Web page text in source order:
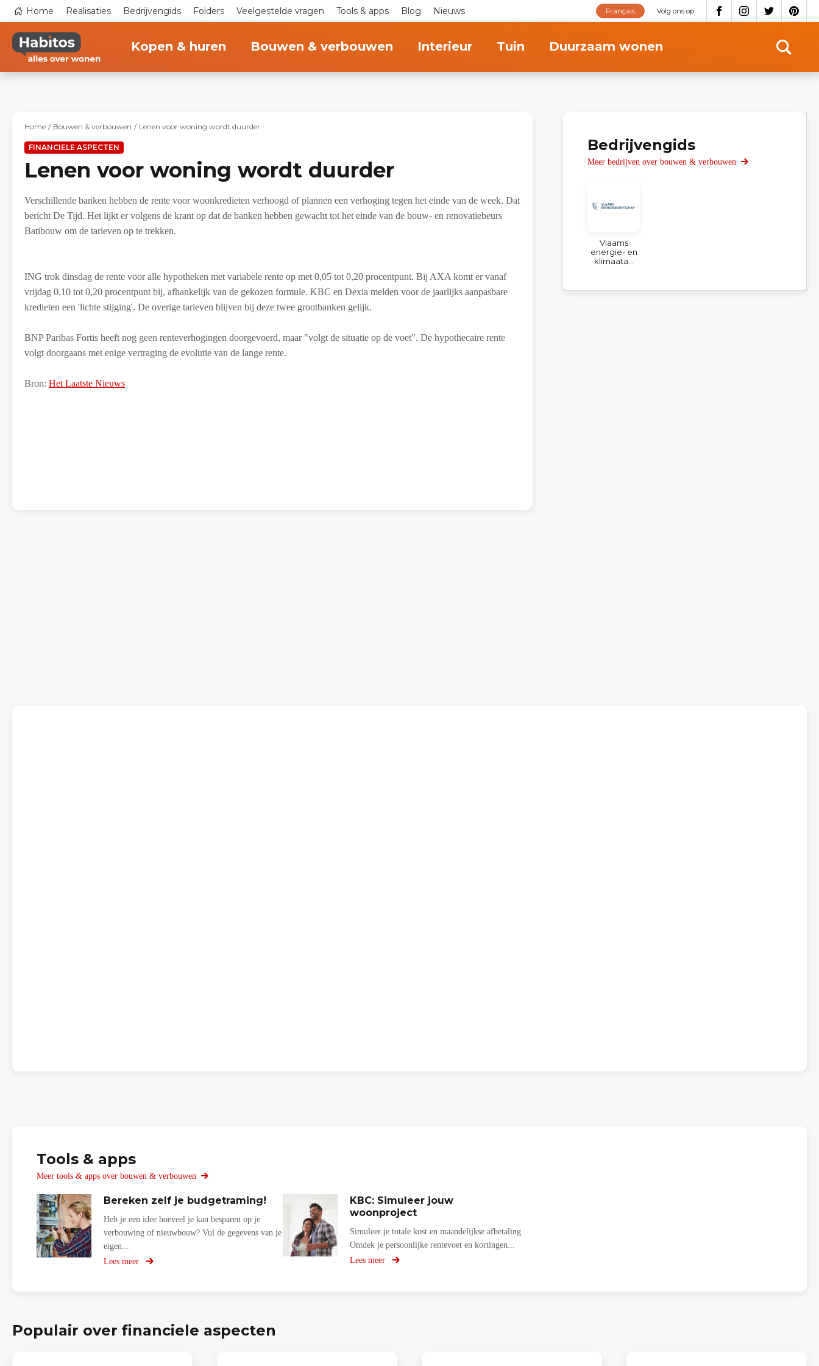
naar
inhoud
gaan
Top
navigation
Home Realisaties Bedrijvengids Folders Veelgestelde vragen Tools & apps Blog Nieuws Volg ons op
Français
Kopen & huren Bouwen & verbouwen Interieur Tuin Duurzaam wonen
Home Bouwen & verbouwen Lenen voor woning wordt duurder
FINANCIELE ASPECTEN
Lenen voor woning wordt duurder
Verschillende banken hebben de rente voor woonkredieten verhoogd of plannen een verhoging tegen het einde van de week. Dat
bericht De Tijd. Het lijkt er volgens de krant op dat de banken hebben gewacht tot het einde van de bouw- en renovatiebeurs
Batibouw om de tarieven op te trekken.
ING trok dinsdag de rente voor alle hypotheken met variabele rente op met 0,05 tot 0,20 procentpunt. Bij AXA komt er vanaf
vrijdag 0,10 tot 0,20 procentpunt bij, afhankelijk van de gekozen formule. KBC en Dexia melden voor de jaarlijks aanpasbare
kredieten een 'lichte stijging'. De overige tarieven blijven bij deze twee grootbanken gelijk.
BNP Paribas Fortis heeft nog geen renteverhogingen doorgevoerd, maar "volgt de situatie op de voet". De hypothecaire rente
volgt doorgaans met enige vertraging de evolutie van de lange rente.
Bron: Het Laatste Nieuws
Bedrijvengids
Meer bedrijven over bouwen & verbouwen
Vlaams
energie- en
klimaata...
Tools & apps
Meer tools & apps over bouwen & verbouwen
Bereken zelf je budgetraming!
Heb je een idee hoeveel je kan besparen op je
verbouwing of nieuwbouw? Vul de gegevens van je
eigen...
Lees meer
over
KBC: Simuleer jouw
woonproject
Simuleer je totale kost en maandelijkse afbetaling
Ontdek je persoonlijke rentevoet en kortingen...
Lees meer
over
Populair over financiele aspecten